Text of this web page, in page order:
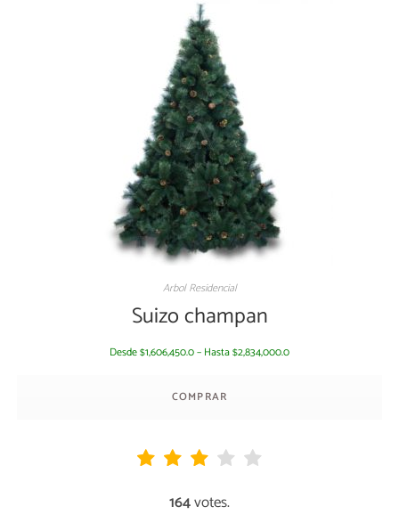
Arbol Residencial
Suizo champan
Desde $1,606,450.0– Hasta $2,834,000.0
COMPRAR
164votes.